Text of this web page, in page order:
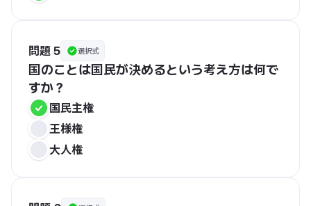
問題 5 選択式
国のことは国民が決めるという考え方は何で
すか？
国民主権
王様権
大人権